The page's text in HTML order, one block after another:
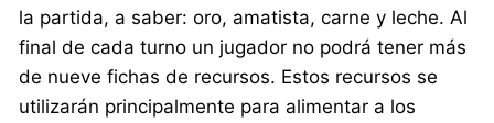
la partida, a saber: oro, amatista, carne y leche. Al
final de cada turno un jugador no podrá tener más
de nueve fichas de recursos. Estos recursos se
utilizarán principalmente para alimentar a los